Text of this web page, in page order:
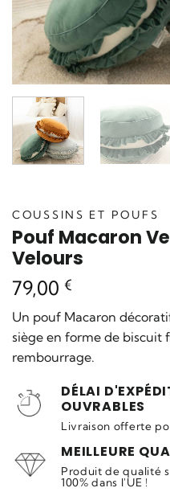
COUSSINS ET POUFS
Pouf Macaron
Velours
79,00 €
Un pouf Macaron
siège en forme de biscuit
rembourrage.
DÉLAI
OUVRABLES
Livraison offerte
MEILLEURE
Produit de qualité
100% dans l'UE !